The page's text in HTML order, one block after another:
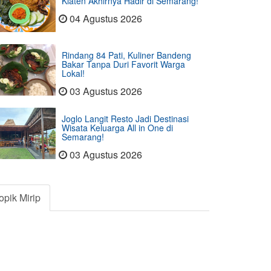
04 Agustus 2026
Rindang 84 Pati, Kuliner Bandeng
Bakar Tanpa Duri Favorit Warga
Lokal!
03 Agustus 2026
Joglo Langit Resto Jadi Destinasi
Wisata Keluarga All in One di
Semarang!
03 Agustus 2026
Mirip